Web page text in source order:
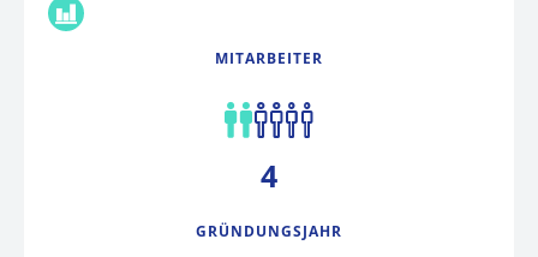
MITARBEITER
4
GRÜNDUNGSJAHR